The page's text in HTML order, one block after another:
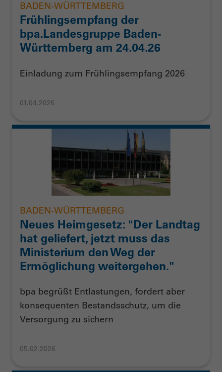
BADEN-WÜRTTEMBERG
Frühlingsempfang der
bpa.Landesgruppe Baden-
Württemberg am 24.04.26
Einladung zum Frühlingsempfang 2026
01.04.2026
BADEN-WÜRTTEMBERG
Neues Heimgesetz: "Der Landtag
hat geliefert, jetzt muss das
Ministerium den Weg der
Ermöglichung weitergehen."
bpa begrüßt Entlastungen, fordert aber
konsequenten Bestandsschutz, um die
Versorgung zu sichern
05.02.2026